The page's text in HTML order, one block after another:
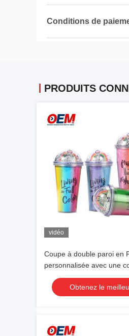
Conditions de
PRODUITS
vidéo
Coupe à double paroi en
personnalisée avec une
plastique OEM en paille
Obtenez le